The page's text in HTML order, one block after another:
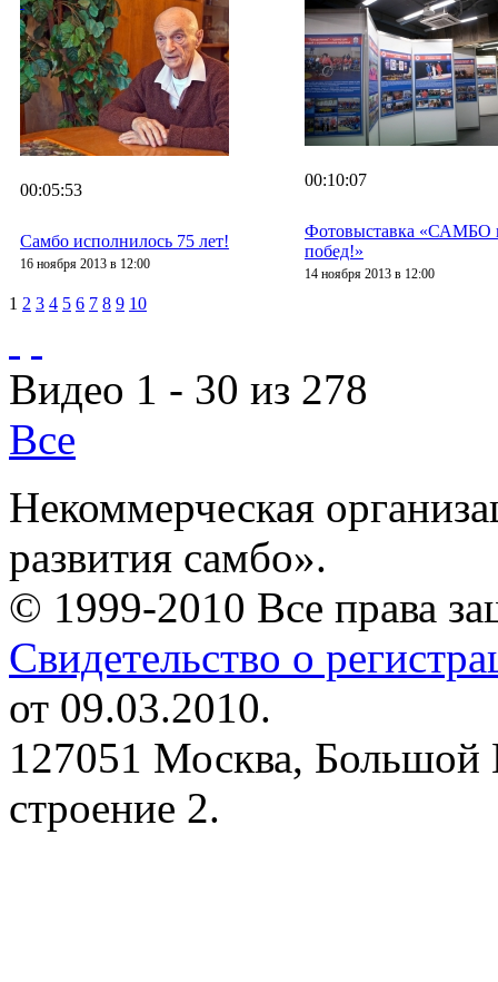
00:05:53
Самбо исполнилось 75 лет!
16 ноября 2013 в 12:00
00:10:07
Фотовыставка «САМБО
побед!»
14 ноября 2013 в 12:00
1 2 3 4 5 6 7 8 9 10
Видео 1 - 30 из 278
Все
Некоммерческая
развития самбо».
© 1999-2010 Все права
Свидетельство о
от 09.03.2010.
127051 Москва, Большой
строение 2.